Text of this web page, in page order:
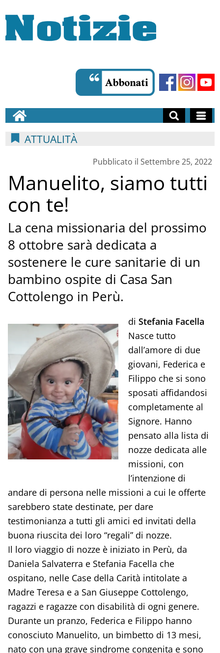
ATTUALITÀ
Pubblicato il Settembre 25, 2022
Manuelito, siamo tutti
con te!
La cena missionaria del prossimo
8 ottobre sarà dedicata a
sostenere le cure sanitarie di un
bambino ospite di Casa San
Cottolengo in Perù.
di Stefania Facella
Nasce tutto
dall’amore di due
giovani, Federica e
Filippo che si sono
sposati affidandosi
completamente al
Signore. Hanno
pensato alla lista di
nozze dedicata alle
missioni, con
l’intenzione di
andare di persona nelle missioni a cui le offerte
sarebbero state destinate, per dare
testimonianza a tutti gli amici ed invitati della
buona riuscita dei loro “regali” di nozze.
Il loro viaggio di nozze è iniziato in Perù, da
Daniela Salvaterra e Stefania Facella che
ospitano, nelle Case della Carità intitolate a
Madre Teresa e a San Giuseppe Cottolengo,
ragazzi e ragazze con disabilità di ogni genere.
Durante un pranzo, Federica e Filippo hanno
conosciuto Manuelito, un bimbetto di 13 mesi,
nato con una grave sindrome congenita e sono